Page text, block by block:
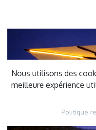
Nous utilisons des
meilleure expérience
Politique